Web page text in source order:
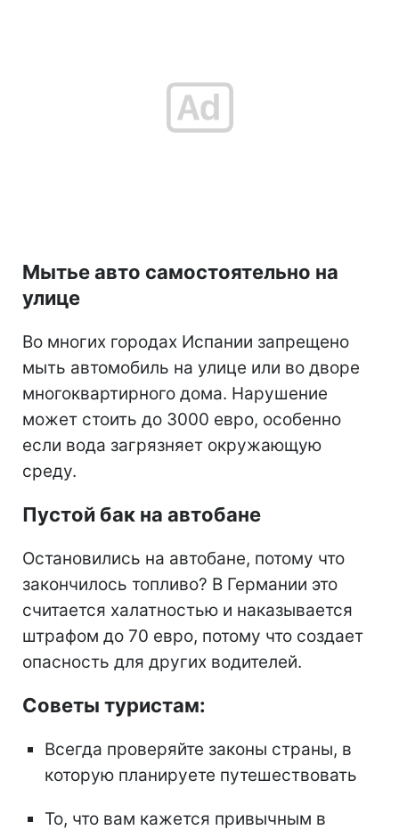
Мытье авто самостоятельно на
улице
Во многих городах Испании запрещено
мыть автомобиль на улице или во дворе
многоквартирного дома. Нарушение
может стоить до 3000 евро, особенно
если вода загрязняет окружающую
среду.
Пустой бак на автобане
Остановились на автобане, потому что
закончилось топливо? В Германии это
считается халатностью и наказывается
штрафом до 70 евро, потому что создает
опасность для других водителей.
Советы туристам:
Всегда проверяйте законы страны, в
которую планируете путешествовать
То, что вам кажется привычным в